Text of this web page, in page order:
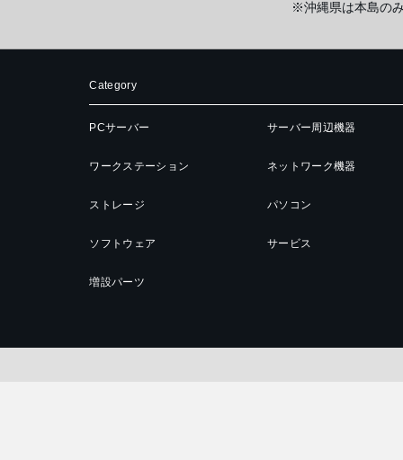
※沖縄県は本島の
Category
PCサーバー
ワークステーション
ストレージ
ソフトウェア
増設パーツ
サーバー周辺機器
ネットワーク機器
パソコン
サービス